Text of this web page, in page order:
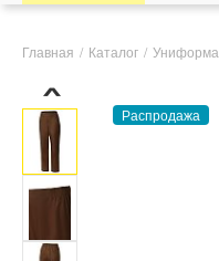
Главная Каталог Униформа
›
Распродажа